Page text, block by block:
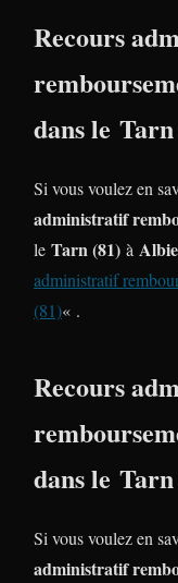
Recours
dans le
Si vous voulez en
administratif
le Tarn (81) à
administratif
(81)« .
Recours
dans le
Si vous voulez en
administratif